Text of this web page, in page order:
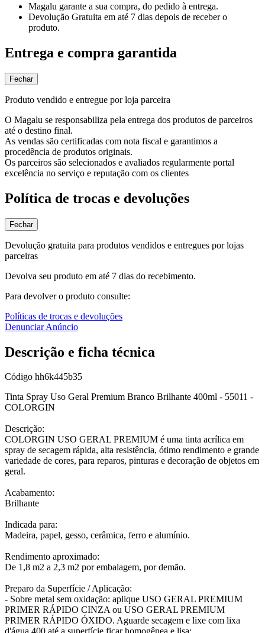
Magalu garante a sua compra, do pedido à entrega.
Devolução Gratuita em até 7 dias depois de receber o
produto.
Entrega e compra garantida
Fechar
Produto vendido e entregue por loja parceira
O Magalu se responsabiliza pela entrega dos produtos de parceiros
até o destino final.
As vendas são certificadas com nota fiscal e garantimos a
procedência de produtos originais.
Os parceiros são selecionados e avaliados regularmente portal
excelência no serviço e reputação com os clientes
Política de trocas e devoluções
Fechar
Devolução gratuita para produtos vendidos e entregues por lojas
parceiras
Devolva seu produto em até 7 dias do recebimento.
Para devolver o produto consulte:
Políticas de trocas e devoluções
Denunciar Anúncio
Descrição e ficha técnica
Código hh6k445b35
Tinta Spray Uso Geral Premium Branco Brilhante 400ml - 55011 -
COLORGIN
Descrição:
COLORGIN USO GERAL PREMIUM é uma tinta acrílica em
spray de secagem rápida, alta resistência, ótimo rendimento e grande
variedade de cores, para reparos, pinturas e decoração de objetos em
geral.
Acabamento:
Brilhante
Indicada para:
Madeira, papel, gesso, cerâmica, ferro e alumínio.
Rendimento aproximado:
De 1,8 m2 a 2,3 m2 por embalagem, por demão.
Preparo da Superfície / Aplicação:
- Sobre metal sem oxidação: aplique USO GERAL PREMIUM
PRIMER RÁPIDO CINZA ou USO GERAL PREMIUM
PRIMER RÁPIDO ÓXIDO. Aguarde secagem e lixe com lixa